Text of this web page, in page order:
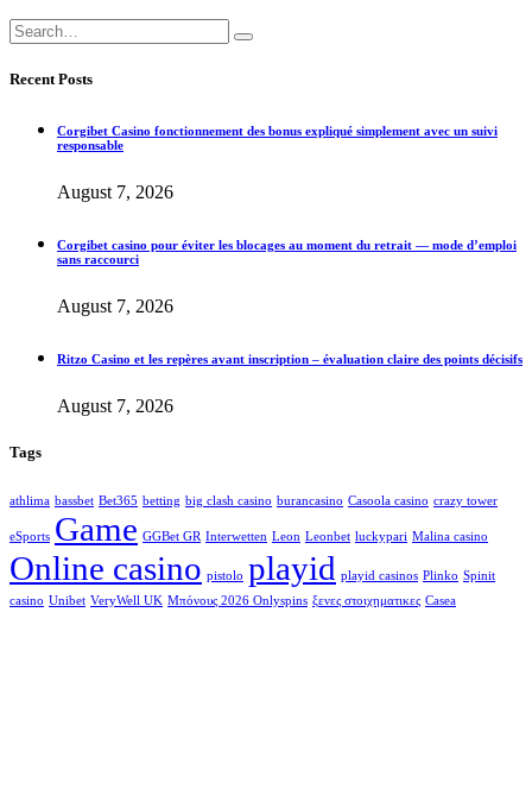
Recent Posts
Corgibet Casino fonctionnement des bonus expliqué simplement avec un suivi
responsable
August 7, 2026
Corgibet casino pour éviter les blocages au moment du retrait — mode d’emploi
sans raccourci
August 7, 2026
Ritzo Casino et les repères avant inscription – évaluation claire des points décisifs
August 7, 2026
Tags
athlima bassbet Bet365 betting big clash casino burancasino Casoola casino crazy tower
eSports Game GGBet GR Interwetten Leon Leonbet luckypari Malina casino
Online casino pistolo playid playid casinos Plinko Spinit
casino Unibet VeryWell UK Μπόνους 2026 Onlyspins ξενες στοιχηματικες Сasea